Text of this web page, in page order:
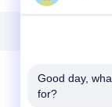
Fotovoltaic
Good day,
for?